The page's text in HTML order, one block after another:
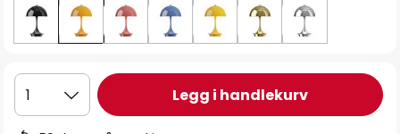
1 Legg i handlekurv